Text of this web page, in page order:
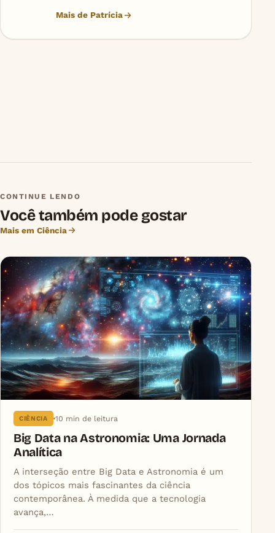
Mais de Patrícia
CONTINUE LENDO
Você também pode gostar
Mais em Ciência
CIÊNCIA 10 min de leitura
Big Data na Astronomia: Uma Jornada
Analítica
A interseção entre Big Data e Astronomia é um
dos tópicos mais fascinantes da ciência
contemporânea. À medida que a tecnologia
avança,…